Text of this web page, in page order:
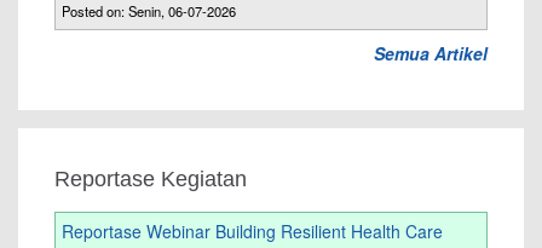
Posted on: Senin, 06-07-2026
Semua Artikel
Reportase Kegiatan
Reportase Webinar Building Resilient Health Care